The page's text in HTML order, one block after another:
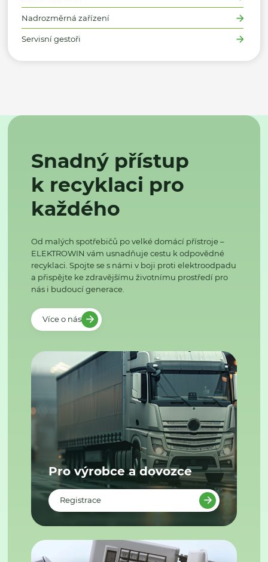
Nadrozměrná zařízení
Servisní gestoři
Snadný přístup
k recyklaci pro
každého
Od malých spotřebičů po velké domácí přístroje –
ELEKTROWIN vám usnadňuje cestu k odpovědné
recyklaci. Spojte se s námi v boji proti elektroodpadu
a přispějte ke zdravějšímu životnímu prostředí pro
nás i budoucí generace.
Více o nás
Pro výrobce a dovozce
Registrace